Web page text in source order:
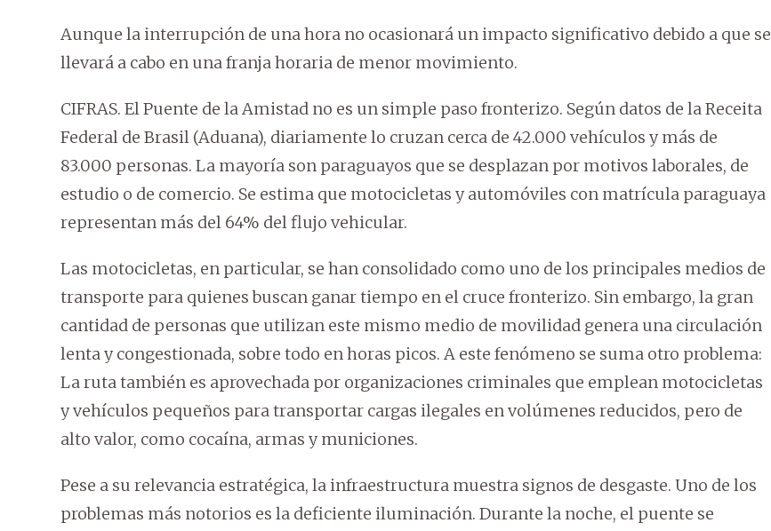
Aunque la interrupción de una hora no ocasionará un impacto significativo debido a que se
llevará a cabo en una franja horaria de menor movimiento.
CIFRAS. El Puente de la Amistad no es un simple paso fronterizo. Según datos de la Receita
Federal de Brasil (Aduana), diariamente lo cruzan cerca de 42.000 vehículos y más de
83.000 personas. La mayoría son paraguayos que se desplazan por motivos laborales, de
estudio o de comercio. Se estima que motocicletas y automóviles con matrícula paraguaya
representan más del 64% del flujo vehicular.
Las motocicletas, en particular, se han consolidado como uno de los principales medios de
transporte para quienes buscan ganar tiempo en el cruce fronterizo. Sin embargo, la gran
cantidad de personas que utilizan este mismo medio de movilidad genera una circulación
lenta y congestionada, sobre todo en horas picos. A este fenómeno se suma otro problema:
La ruta también es aprovechada por organizaciones criminales que emplean motocicletas
y vehículos pequeños para transportar cargas ilegales en volúmenes reducidos, pero de
alto valor, como cocaína, armas y municiones.
Pese a su relevancia estratégica, la infraestructura muestra signos de desgaste. Uno de los
problemas más notorios es la deficiente iluminación. Durante la noche, el puente se